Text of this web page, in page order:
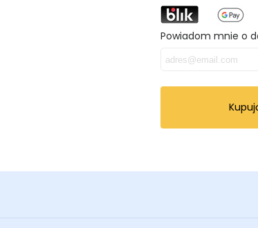
Powiadom mnie o